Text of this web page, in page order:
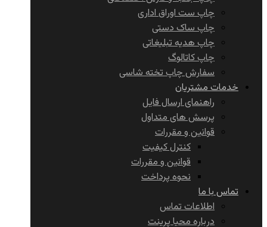
چاپ ست اوراق اداری
چاپ ساک دستی
چاپ هدیه تبلیغاتی
چاپ کاتالوگ
سفارش چاپ تخته شاسی
خدمات مشتریان
راهنمای ارسال فایل
پرسش های متداول
قوانین و مقررات
کنترل کیفیت
قوانین و مقررات
نحوه پرداخت
تماس با ما
اطلاعات تماس
درباره محیا پرینت